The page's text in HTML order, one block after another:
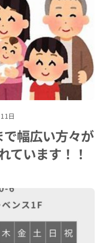
日
幅広い方々が
ています！！